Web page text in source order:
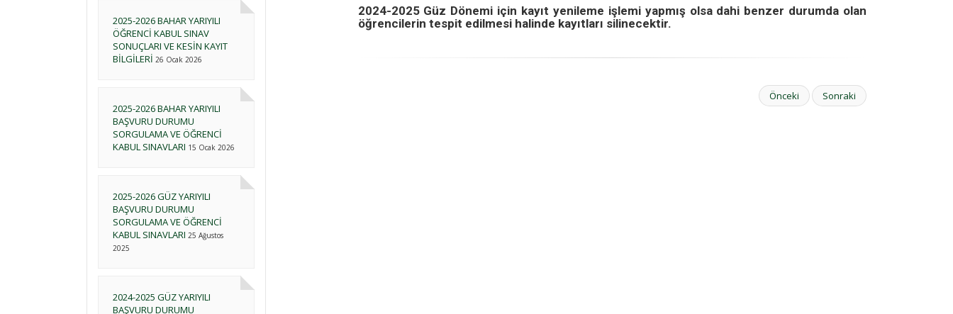
2025-2026 BAHAR YARIYILI
ÖĞRENCİ KABUL SINAV
SONUÇLARI VE KESİN KAYIT
BİLGİLERİ 26 Ocak 2026
2025-2026 BAHAR YARIYILI
BAŞVURU DURUMU
SORGULAMA VE ÖĞRENCİ
KABUL SINAVLARI 15 Ocak 2026
2025-2026 GÜZ YARIYILI
BAŞVURU DURUMU
SORGULAMA VE ÖĞRENCİ
KABUL SINAVLARI 25 Ağustos
2025
2024-2025 GÜZ YARIYILI
BAŞVURU DURUMU
2024-2025 Güz Dönemi için kayıt yenileme işlemi yapmış olsa dahi benzer durumda olan
öğrencilerin tespit edilmesi halinde kayıtları silinecektir.
Önceki Sonraki